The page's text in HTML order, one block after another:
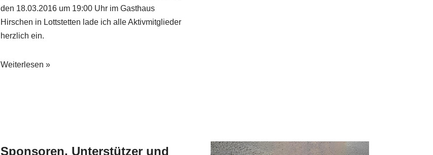
den 18.03.2016 um 19:00 Uhr im Gasthaus
Hirschen in Lottstetten lade ich alle Aktivmitglieder
herzlich ein.
Weiterlesen »
Sponsoren, Unterstützer und